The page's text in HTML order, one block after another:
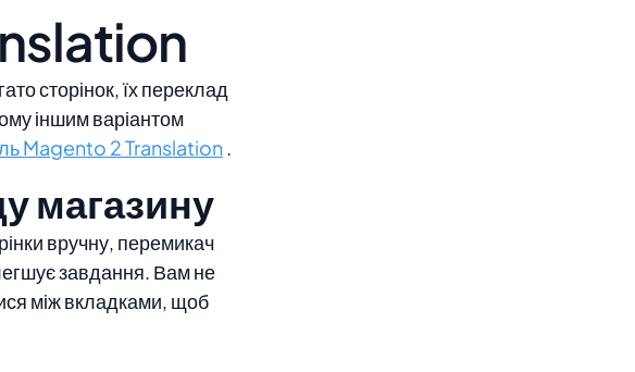
сторінок, їх переклад
іншим варіантом
Magento 2 Translation.
магазину
вручну, перемикач
завдання. Вам не
між вкладками, щоб